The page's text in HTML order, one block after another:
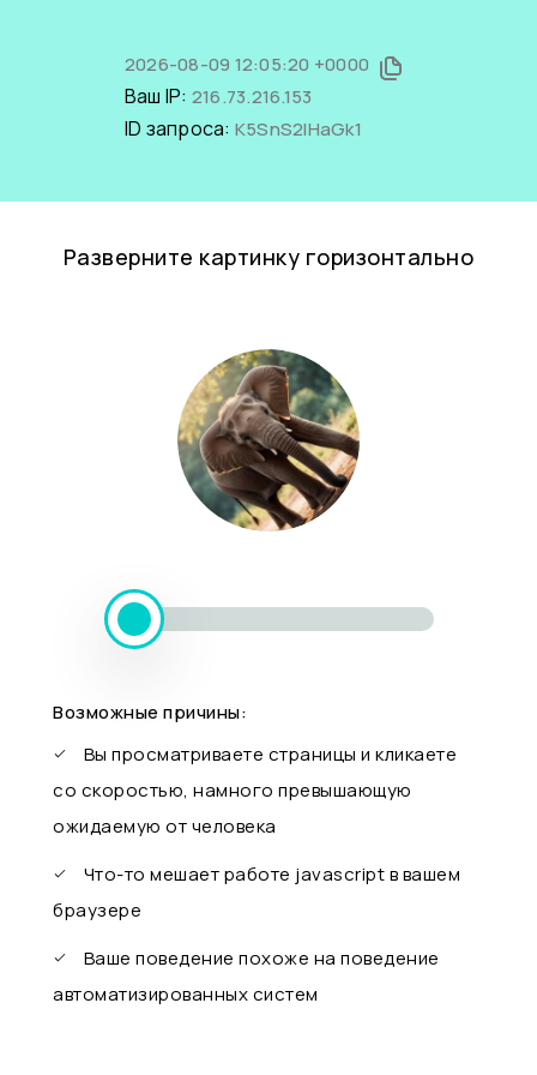
2026-08-09 12:05:20 +0000
Ваш IP: 216.73.216.153
ID запроса: K5SnS2IHaGk1
Разверните картинку горизонтально
Возможные причины:
Вы просматриваете страницы и кликаете
со скоростью, намного превышающую
ожидаемую от человека
Что-то мешает работе javascript в вашем
браузере
Ваше поведение похоже на поведение
автоматизированных систем